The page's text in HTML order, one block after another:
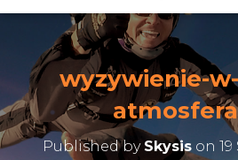
wyzywienie-
Published bySkysis on